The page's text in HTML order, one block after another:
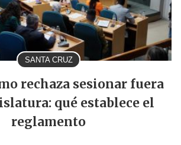
SANTA CRUZ
rechaza sesionar fuera
qué establece el
reglamento